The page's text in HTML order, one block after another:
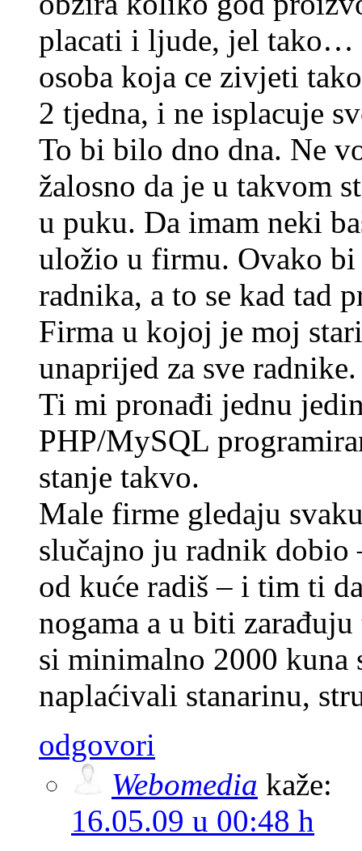
placati i ljude, jel tako…
osoba koja ce zivjeti
2 tjedna, i ne isplacuje
To bi bilo dno dna. Ne
žalosno da je u takvom
u puku. Da imam neki
uložio u firmu. Ovako
radnika, a to se kad tad
Firma u kojoj je moj
unaprijed za sve radnike.
Ti mi pronađi jednu
PHP/MySQL
stanje takvo.
Male firme gledaju
slučajno ju radnik dobio
od kuće radiš – i tim ti
nogama a u biti
si minimalno 2000 kuna
naplaćivali stanarinu,
odgovori
Webomedia kaže:
16.05.09 u 00:48 h